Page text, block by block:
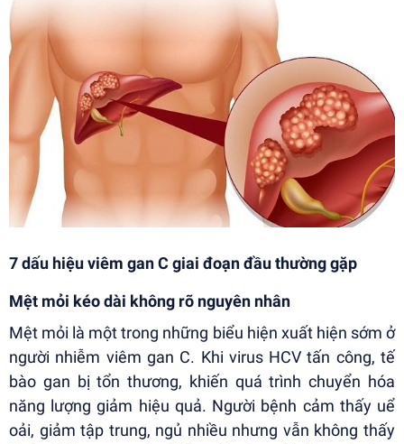
7 dấu hiệu viêm gan C giai đoạn đầu thường gặp
Mệt mỏi kéo dài không rõ nguyên nhân
Mệt mỏi là một trong những biểu hiện xuất hiện sớm ở
người nhiễm viêm gan C. Khi virus HCV tấn công, tế
bào gan bị tổn thương, khiến quá trình chuyển hóa
năng lượng giảm hiệu quả. Người bệnh cảm thấy uể
oải, giảm tập trung, ngủ nhiều nhưng vẫn không thấy